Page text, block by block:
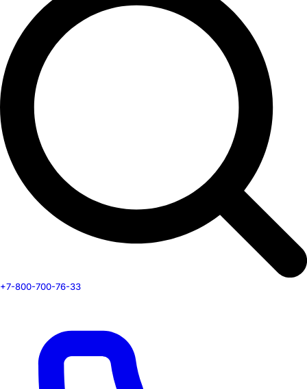
+7-800-700-76-33